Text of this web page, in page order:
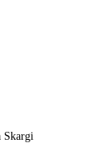
Skargi